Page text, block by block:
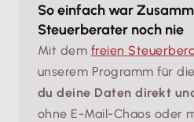
So einfach war
Steuerberater noch nie
Mit dem freien
unserem Programm für
du deine Daten direkt
ohne E-Mail-Chaos oder